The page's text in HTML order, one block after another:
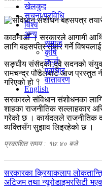
खेलकुद
सूचना/प्रविधि
विश्व
अन्य
समाज
कृषि
ऊर्जा
पूर्वाधार
वातावरण
English
काठमाडौँ । सरकारले आगामी
लागि बहसपत्र तयार गर्ने
सङ्घीय संसद्को दुवै सदनको संयुक्त
रामचन्द्र पौडेलबाट आज प्रस्तुत
गरिएको हो ।
सरकारले संविधान संशोधनका लागि
शाहका राजनीतिक सल्लाहकार
गरेको छ । कार्यदलले राजनीतिक
व्यक्तिसँग सुझाव लिइरहेको छ ।
प्रकाशित समय : १७:४० बजे
पछिल्लाे
-
सरकारका क्रियाकलाप
अघिल्लाे
अटिजम तथा न्यूरोडाइभरसिटी